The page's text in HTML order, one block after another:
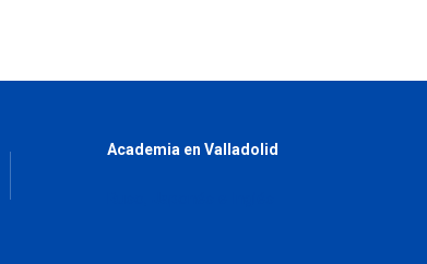
Academia en Valladolid